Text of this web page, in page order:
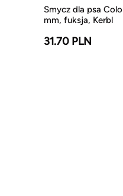
Smycz dla psa
mm, fuksja, Kerbl
31.70 PLN